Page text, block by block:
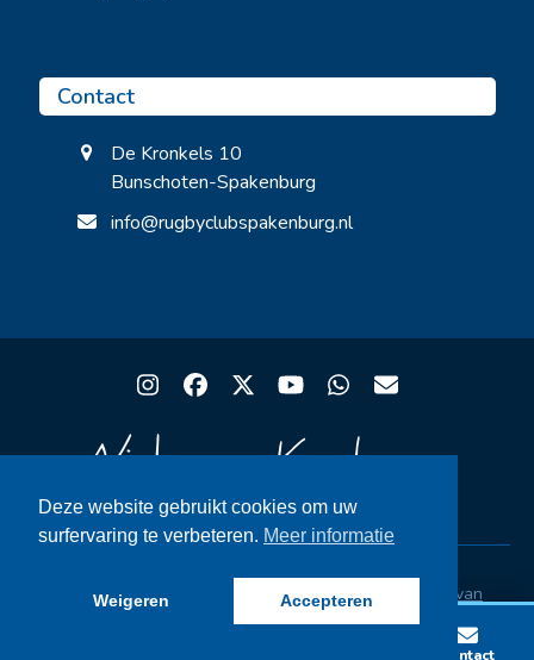
Contact
De Kronkels 10
Bunschoten-Spakenburg
info@rugbyclubspakenburg.nl
Instagram
Facebook
TwitterYouTubeWhatsapp
Email
Copyright® Rugby Club Spakenburg | Ontwerp
Niels van
Contact
Deze website gebruikt cookies om uw
surfervaring te verbeteren. Meer informatie
Weigeren Accepteren